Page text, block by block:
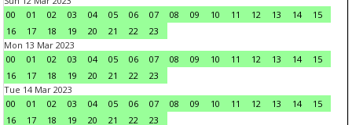
00
01 02 03 04 05 06 07 08 09 10 11 12 13 14
15
16
17 18 19 20 21 22
23
Mon 13 Mar 2023
00
01 02 03 04 05 06 07 08 09 10 11 12 13 14
15
16
17 18 19 20 21 22
23
Tue 14 Mar 2023
00
01 02 03 04 05 06 07 08 09 10 11 12 13 14
15
16
17 18 19 20 21 22 23